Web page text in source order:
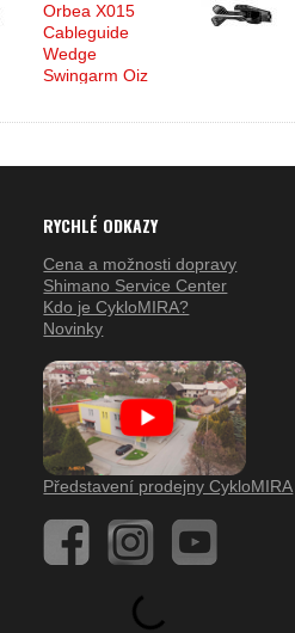
Orbea X015
Cableguide
Wedge
Swingarm Oiz
RYCHLÉ ODKAZY
Cena a možnosti dopravy
Shimano Service Center
Kdo je CykloMIRA?
Novinky
Představení prodejny CykloMIRA